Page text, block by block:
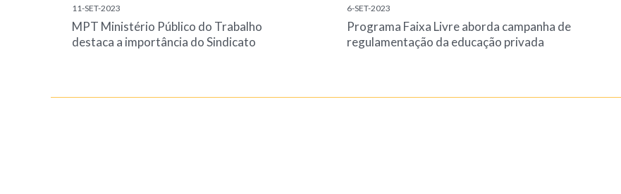
11-SET-2023
MPT Ministério Público do Trabalho
destaca a importância do Sindicato
6-SET-2023
Programa Faixa Livre aborda campanha de
regulamentação da educação privada